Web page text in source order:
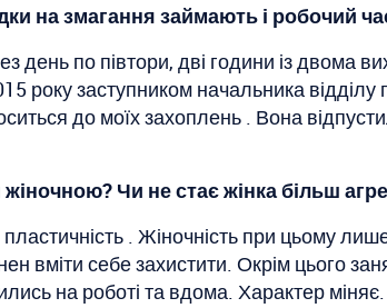
на змагання займають і робочий
по півтори, дві години із двома
року заступником начальника відділу
до моїх захоплень . Вона
Чи не стає жінка більш
. Жіночність при цьому
себе захистити. Окрім цього
на роботі та вдома. Характер